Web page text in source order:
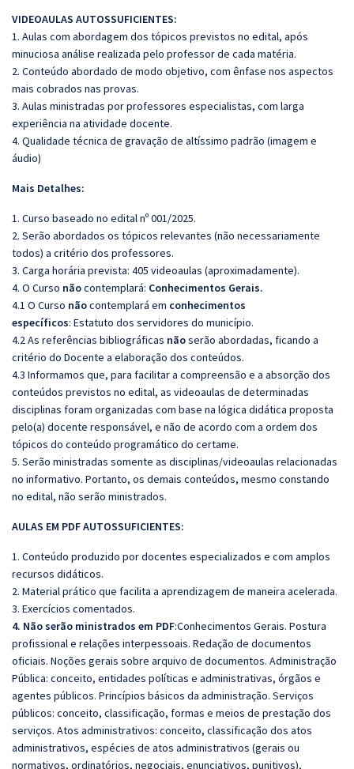
VIDEOAULAS AUTOSSUFICIENTES:
1. Aulas com abordagem dos tópicos previstos no edital, após
minuciosa análise realizada pelo professor de cada matéria.
2. Conteúdo abordado de modo objetivo, com ênfase nos aspectos
mais cobrados nas provas.
3. Aulas ministradas por professores especialistas, com larga
experiência na atividade docente.
4. Qualidade técnica de gravação de altíssimo padrão (imagem e
áudio)
Mais Detalhes:
1. Curso baseado no edital nº 001/2025.
2. Serão abordados os tópicos relevantes (não necessariamente
todos) a critério dos professores.
3. Carga horária prevista: 405 videoaulas (aproximadamente).
4. O Curso nãocontemplará: Conhecimentos Gerais.
4.1 O Curso nãocontemplará em conhecimentos
específicos: Estatuto dos servidores do município.
4.2 As referências bibliográficas nãoserão abordadas, ficando a
critério do Docente a elaboração dos conteúdos.
4.3 Informamos que, para facilitar a compreensão e a absorção dos
conteúdos previstos no edital, as videoaulas de determinadas
disciplinas foram organizadas com base na lógica didática proposta
pelo(a) docente responsável, e não de acordo com a ordem dos
tópicos do conteúdo programático do certame.
5. Serão ministradas somente as disciplinas/videoaulas relacionadas
no informativo. Portanto, os demais conteúdos, mesmo constando
no edital, não serão ministrados.
AULAS EM PDF AUTOSSUFICIENTES:
1. Conteúdo produzido por docentes especializados e com amplos
recursos didáticos.
2. Material prático que facilita a aprendizagem de maneira acelerada.
3. Exercícios comentados.
4. Não serão ministrados em PDF:Conhecimentos Gerais. Postura
profissional e relações interpessoais. Redação de documentos
oficiais. Noções gerais sobre arquivo de documentos. Administração
Pública: conceito, entidades políticas e administrativas, órgãos e
agentes públicos. Princípios básicos da administração. Serviços
públicos: conceito, classificação, formas e meios de prestação dos
serviços. Atos administrativos: conceito, classificação dos atos
administrativos, espécies de atos administrativos (gerais ou
normativos, ordinatórios, negociais, enunciativos, punitivos),